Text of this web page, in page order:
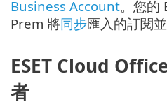
Business Account。您的
Prem 將同步匯入的訂閱
ESET Cloud
者